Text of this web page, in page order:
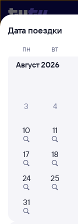
Выберите
билеты
Когда
Кто едет
Дата поездки
ПН ВТ
Август 2026
3 4
10 11
17 18
24 25
31